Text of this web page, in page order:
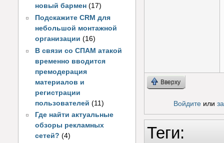
новый бармен (17)
Подскажите CRM для
небольшой монтажной
организации (16)
В связи со СПАМ атакой
временно вводится
премодерация
материалов и
регистрации
пользователей(11)
Где найти актуальные
обзоры рекламных
сетей? (4)
Вверху
Войдитеили
Теги: